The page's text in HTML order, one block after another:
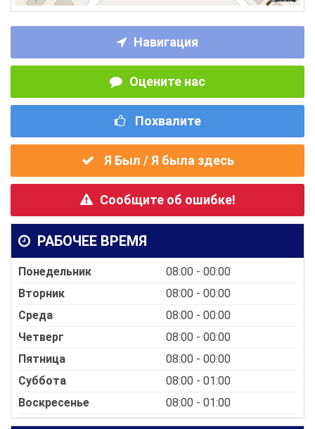
Навигация
Оцените нас
Похвалите
Я Был / Я была здесь
Сообщите об ошибке!
РАБОЧЕЕ ВРЕМЯ
Понедельник
08:00 - 00:00
Вторник
08:00 - 00:00
Среда
08:00 - 00:00
Четверг
08:00 - 00:00
Пятница
08:00 - 00:00
Суббота
08:00 - 01:00
Воскресенье
08:00 - 01:00